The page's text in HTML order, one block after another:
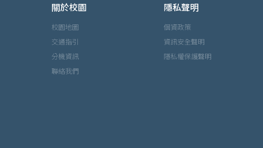
關於校園
校園地圖
交通指引
分機資訊
聯絡我們
隱私聲明
個資政策
資訊安全聲明
隱私權保護聲明